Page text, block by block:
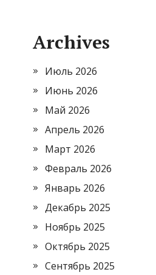
Archives
Июль 2026
Июнь 2026
Май 2026
Апрель 2026
Март 2026
Февраль 2026
Январь 2026
Декабрь 2025
Ноябрь 2025
Октябрь 2025
Сентябрь 2025